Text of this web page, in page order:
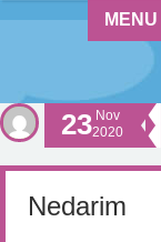
MENU
23 Nov
2020
Nedarim